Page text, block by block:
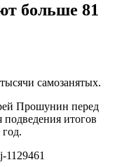
больше 81
самозанятых.
Прошунин перед
итогов